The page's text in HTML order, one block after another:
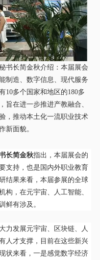
书长简金秋介绍：本届展会
制造、数字信息、现代服务
10多个国家和地区的180多
旨在进一步推进产教融合、
，推动本土化一流职业技术
新面貌。
长简金秋指出，本届展会的
支持，也是国内外职业教育
结果来看，本届参展的全球
构，在元宇宙、人工智能、
鲜有涉及。
力发展元宇宙、区块链、人
人才支撑，目前在这些新兴
状来看，一是感觉数字经济